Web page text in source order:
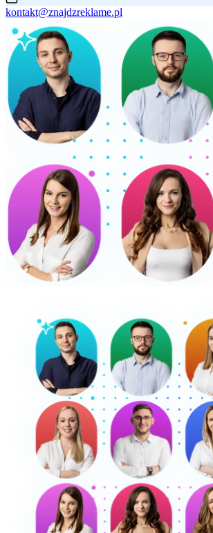
kontakt@znajdzreklame.pl